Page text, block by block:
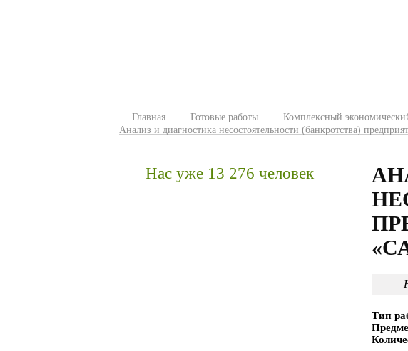
Главная Готовые работы
Комплексный
Анализ и диагностика несостоятельности (банкротства)
Нас уже 13 276 человек
Тип